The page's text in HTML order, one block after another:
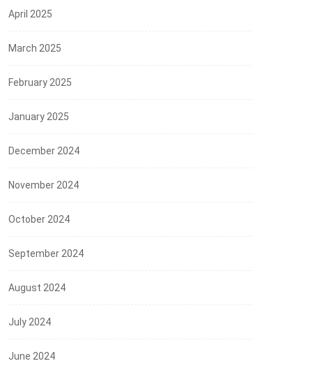
April 2025
March 2025
February 2025
January 2025
December 2024
November 2024
October 2024
September 2024
August 2024
July 2024
June 2024